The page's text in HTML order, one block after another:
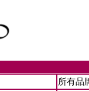
所有品